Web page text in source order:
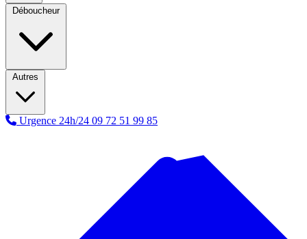
Déboucheur
Autres
Urgence 24h/24 09 72 51 99 85